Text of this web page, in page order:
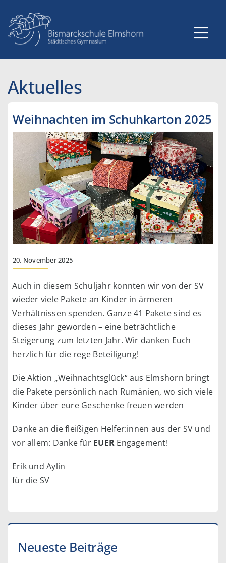
Inhalt
springen
Aktuelles
Weihnachten im Schuhkarton 2025
20. November 2025
Auch in diesem Schuljahr konnten wir von der SV
wieder viele Pakete an Kinder in ärmeren
Verhältnissen spenden. Ganze 41 Pakete sind es
dieses Jahr geworden – eine beträchtliche
Steigerung zum letzten Jahr. Wir danken Euch
herzlich für die rege Beteiligung!
Die Aktion „Weihnachtsglück“ aus Elmshorn bringt
die Pakete persönlich nach Rumänien, wo sich viele
Kinder über eure Geschenke freuen werden
Danke an die fleißigen Helfer:innen aus der SV und
vor allem: Danke für EUER Engagement!
Erik und Aylin
für die SV
Neueste Beiträge